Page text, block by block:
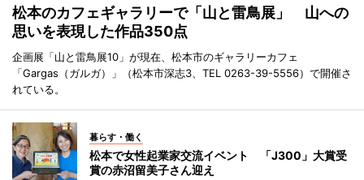
松本のカフェギャラリーで「山と雷鳥展」 山への
思いを表現した作品350点
企画展「山と雷鳥展10」が現在、松本市のギャラリーカフェ
「Gargas（ガルガ）」（松本市深志3、TEL 0263-39-5556）で開催さ
れている。
暮らす・働く
松本で女性起業家交流イベント 「J300」大賞受
賞の赤沼留美子さん迎え